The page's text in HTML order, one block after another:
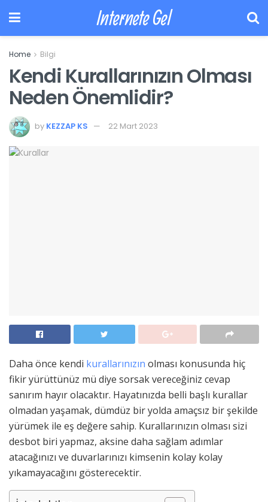
Internete Gel
Home Bilgi
Kendi Kurallarınızın Olması
Neden Önemlidir?
by KEZZAP KS 22 Mart 2023
Daha önce kendi kurallarınızın olması konusunda hiç
fikir yürüttünüz mü diye sorsak vereceğiniz cevap
sanırım hayır olacaktır. Hayatınızda belli başlı kurallar
olmadan yaşamak, dümdüz bir yolda amaçsız bir şekilde
yürümek ile eş değere sahip. Kurallarınızın olması sizi
desbot biri yapmaz, aksine daha sağlam adımlar
atacağınızı ve duvarlarınızı kimsenin kolay kolay
yıkamayacağını gösterecektir.